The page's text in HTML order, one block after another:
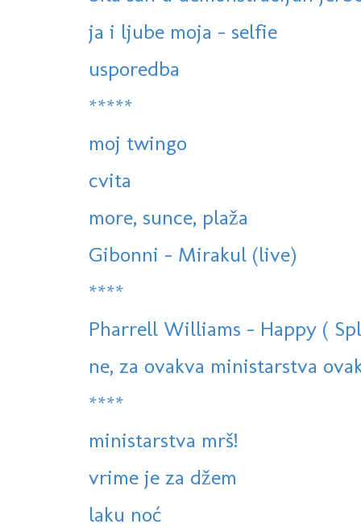
ja i ljube moja - selfie
usporedba
*****
moj twingo
cvita
more, sunce, plaža
Gibonni - Mirakul (live)
****
Pharrell Williams - Happy (
ne, za ovakva ministarstva
****
ministarstva mrš!
vrime je za džem
laku noć